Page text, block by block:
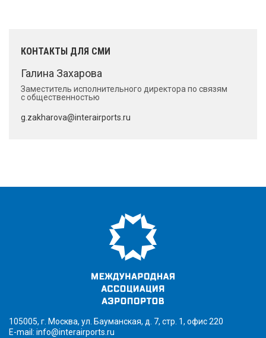
КОНТАКТЫ ДЛЯ СМИ
Галина Захарова
Заместитель исполнительного директора по связям
с общественностью
g.zakharova@interairports.ru
105005, г. Москва, ул. Бауманская, д. 7, стр. 1, офис 220
E-mail: info@interairports.ru